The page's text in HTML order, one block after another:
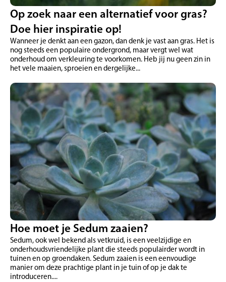
Op zoek naar een alternatief voor gras?
Doe hier inspiratie op!
Wanneer je denkt aan een gazon, dan denk je vast aan gras. Het is
nog steeds een populaire ondergrond, maar vergt wel wat
onderhoud om verkleuring te voorkomen. Heb jij nu geen zin in
het vele maaien, sproeien en dergelijke...
Hoe moet je Sedum zaaien?
Sedum, ook wel bekend als vetkruid, is een veelzijdige en
onderhoudsvriendelijke plant die steeds populairder wordt in
tuinen en op groendaken. Sedum zaaien is een eenvoudige
manier om deze prachtige plant in je tuin of op je dak te
introduceren....